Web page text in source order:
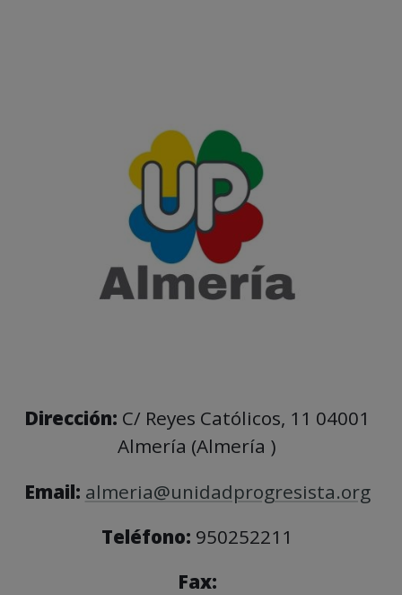
Dirección: C/ Reyes Católicos, 11 04001
Almería (Almería )
Email: almeria@unidadprogresista.org
Teléfono: 950252211
Fax: